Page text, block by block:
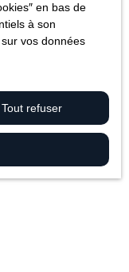
et à tout
du site
en vigueur.
en bas de
à son
vos données
Tout refuser